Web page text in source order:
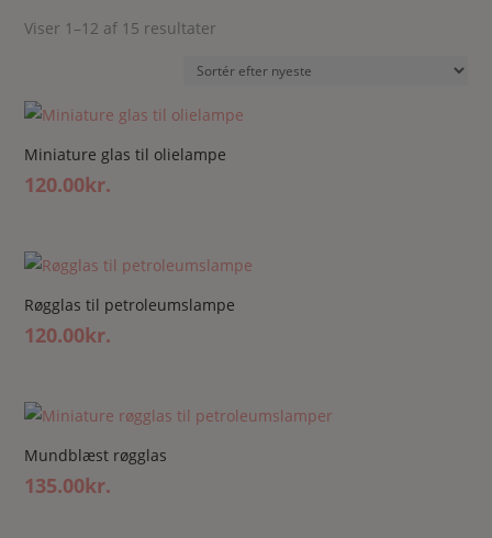
søger
Viser 1–12 af 15 resultater
seneste
Miniature glas til olielampe
120.00kr.
Røgglas til petroleumslampe
120.00kr.
Mundblæst røgglas
135.00kr.